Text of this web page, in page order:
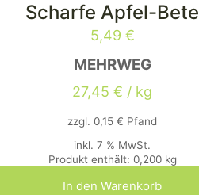
Scharfe Apfel-Bete
5,49 €
MEHRWEG
27,45 € / kg
zzgl. 0,15 € Pfand
inkl. 7 % MwSt.
Produkt enthält: 0,200 kg
In den Warenkorb